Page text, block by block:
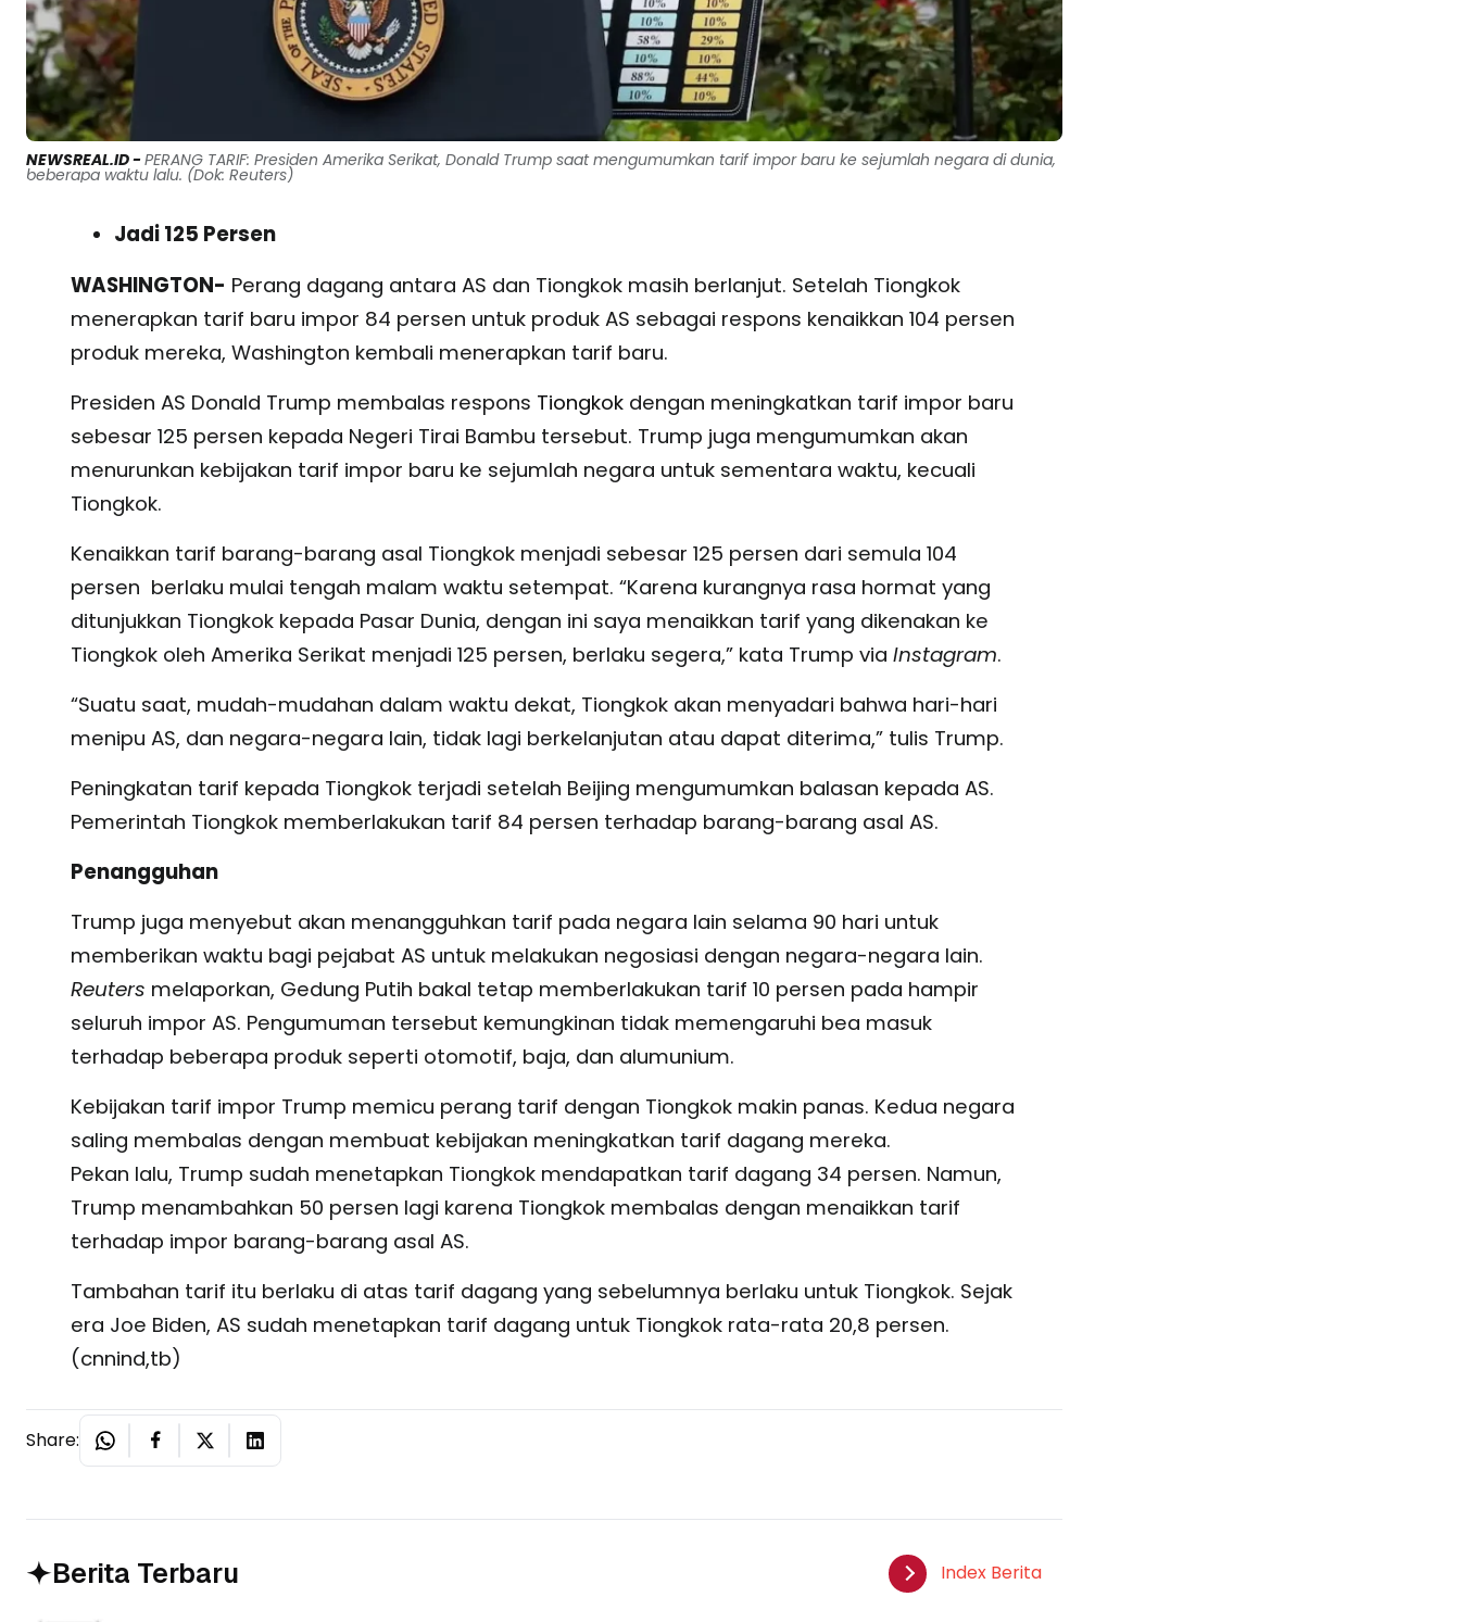
NEWSREAL.ID -PERANG TARIF: Presiden Amerika Serikat, Donald Trump saat mengumumkan tarif impor baru ke sejumlah negara di dunia,
beberapa waktu lalu. (Dok: Reuters)
Jadi 125 Persen
WASHINGTON- Perang dagang antara AS dan Tiongkok masih berlanjut. Setelah Tiongkok
menerapkan tarif baru impor 84 persen untuk produk AS sebagai respons kenaikkan 104 persen
produk mereka, Washington kembali menerapkan tarif baru.
Presiden AS Donald Trump membalas respons Tiongkokdengan meningkatkan tarif impor baru
sebesar 125 persen kepada Negeri Tirai Bambu tersebut. Trump juga mengumumkan akan
menurunkan kebijakan tarif impor baru ke sejumlah negara untuk sementara waktu, kecuali
Tiongkok.
Kenaikkan tarif barang-barang asal Tiongkok menjadi sebesar 125 persen dari semula 104
persen berlaku mulai tengah malam waktu setempat. “Karena kurangnya rasa hormat yang
ditunjukkan Tiongkok kepada Pasar Dunia, dengan ini saya menaikkan tarif yang dikenakan ke
Tiongkok oleh Amerika Serikat menjadi 125 persen, berlaku segera,” kata Trump via Instagram.
“Suatu saat, mudah-mudahan dalam waktu dekat, Tiongkok akan menyadari bahwa hari-hari
menipu AS, dan negara-negara lain, tidak lagi berkelanjutan atau dapat diterima,” tulis Trump.
Peningkatan tarif kepada Tiongkok terjadi setelah Beijing mengumumkan balasan kepada AS.
Pemerintah Tiongkok memberlakukan tarif 84 persen terhadap barang-barang asal AS.
Penangguhan
Trump juga menyebut akan menangguhkan tarif pada negara lain selama 90 hari untuk
memberikan waktu bagi pejabat AS untuk melakukan negosiasi dengan negara-negara lain.
Reuters melaporkan, Gedung Putih bakal tetap memberlakukan tarif 10 persen pada hampir
seluruh impor AS. Pengumuman tersebut kemungkinan tidak memengaruhi bea masuk
terhadap beberapa produk seperti otomotif, baja, dan alumunium.
Kebijakan tarif impor Trump memicu perang tarif dengan Tiongkok makin panas. Kedua negara
saling membalas dengan membuat kebijakan meningkatkan tarif dagang mereka.
Pekan lalu, Trump sudah menetapkan Tiongkok mendapatkan tarif dagang 34 persen. Namun,
Trump menambahkan 50 persen lagi karena Tiongkok membalas dengan menaikkan tarif
terhadap impor barang-barang asal AS.
Tambahan tarif itu berlaku di atas tarif dagang yang sebelumnya berlaku untuk Tiongkok. Sejak
era Joe Biden, AS sudah menetapkan tarif dagang untuk Tiongkok rata-rata 20,8 persen.
(cnnind,tb)
Share:
Berita Terbaru Index Berita